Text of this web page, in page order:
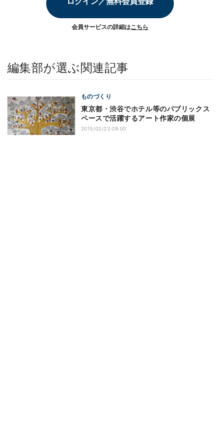
会員サービスの詳細はこちら
編集部が選ぶ関連記事
ものづくり
東京都・渋谷でホテル等のパブリックス
ペースで活躍するアート作家の個展
2015/02/23 09:00